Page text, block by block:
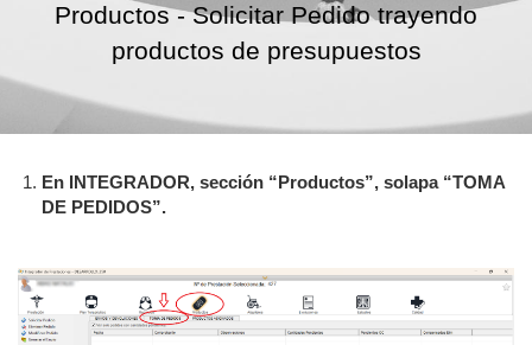
Productos - Solicitar Pedido trayendo
productos de presupuestos
En INTEGRADOR, sección “Productos”, solapa “TOMA
DE PEDIDOS”.